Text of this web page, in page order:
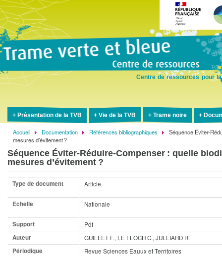
Centre de ressources pour
Présentation de la TVB Vie de la TVB Trame noire
Fil
d'Ariane
Accueil Documentation Références bibliographiques
Séquence Éviter-
mesures d’évitement ?
Séquence Éviter-Réduire-Compenser : quelle
mesures d’évitement ?
Type de document Article
Echelle Nationale
Support
Pdf
Auteur
GUILLET F., LE FLOCH C., JULLIARD R.
Périodique
Revue Sciences Eauux et Territoires